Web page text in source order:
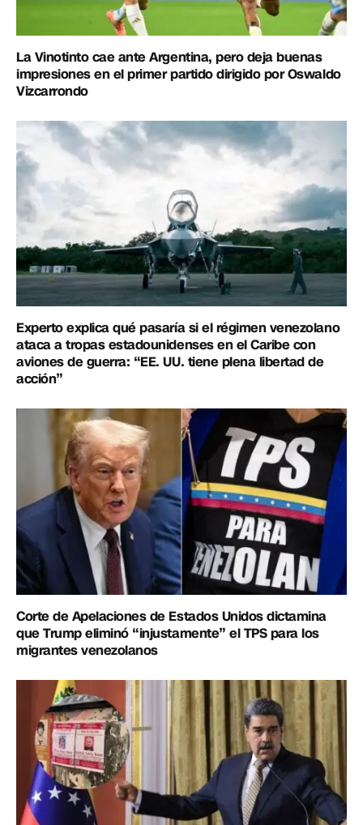
La Vinotinto cae ante Argentina, pero deja buenas
impresiones en el primer partido dirigido por Oswaldo
Vizcarrondo
Experto explica qué pasaría si el régimen venezolano
ataca a tropas estadounidenses en el Caribe con
aviones de guerra: “EE. UU. tiene plena libertad de
acción”
Corte de Apelaciones de Estados Unidos dictamina
que Trump eliminó “injustamente” el TPS para los
migrantes venezolanos